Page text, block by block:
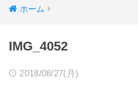
ホーム
IMG_4052
2018/08/27(月)